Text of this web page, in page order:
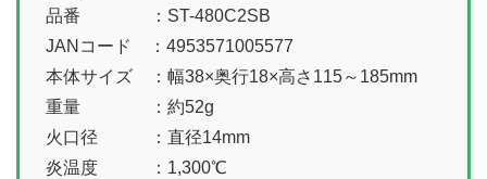
品番 ：ST-480C2SB
JANコード ：4953571005577
本体サイズ ：幅38×奥行18×高さ115～185mm
重量 ：約52g
火口径 ：直径14mm
炎温度 ：1,300℃